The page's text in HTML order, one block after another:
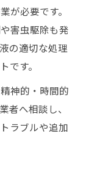
業者の特徴
選び方のコ
かくチェ
者の安心感
準
理由を解
が必要です。
害虫駆除も発
の適切な処理
です。
神的・時間的
者へ相談し、
ラブルや追加